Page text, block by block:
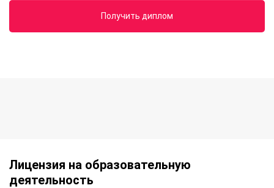
Получить диплом
Лицензия на образовательную
деятельность